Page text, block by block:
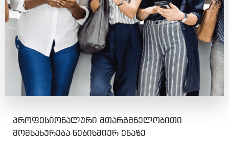
პროფესიონალური მთარგმნელობითი
მომსახურება ნებისმიერ ენაზე